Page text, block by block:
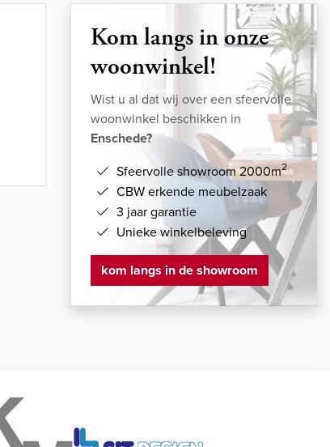
Kom langs in onze
woonwinkel!
Wist u al dat wij over een sfeervolle
woonwinkel beschikken in
Enschede?
Sfeervolle showroom 2000m2
CBW erkende meubelzaak
3 jaar garantie
Unieke winkelbeleving
kom langs in de showroom